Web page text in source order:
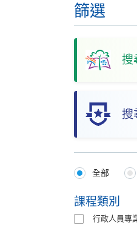
篩選
搜
搜
Type
全部
課程類別
行政人員專